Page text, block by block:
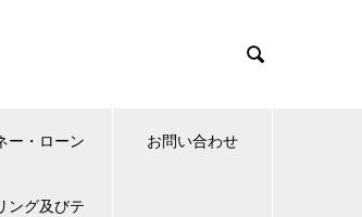

ー・ローン
ング及びテ
お問い合わせ